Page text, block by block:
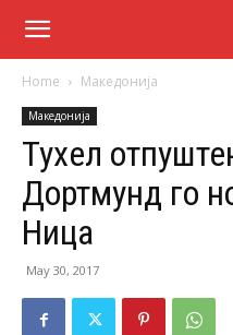
Home Македонија
Македонија
Тухел
Дортмунд го
Ница
May 30, 2017